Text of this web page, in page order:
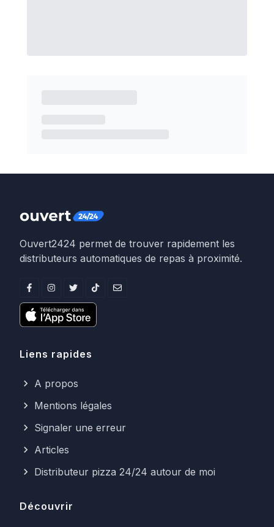
Ouvert2424 permet de trouver rapidement les
distributeurs automatiques de repas à proximité.
Liens rapides
A propos
Mentions légales
Signaler une erreur
Articles
Distributeur pizza 24/24 autour de moi
Découvrir